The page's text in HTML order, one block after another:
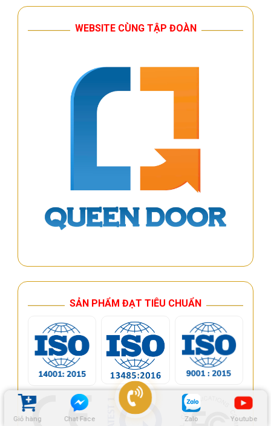
Giỏ hàng Chat Face Zalo Youtube
WEBSITE CÙNG TẬP ĐOÀN
SẢN PHẨM ĐẠT TIÊU CHUẨN